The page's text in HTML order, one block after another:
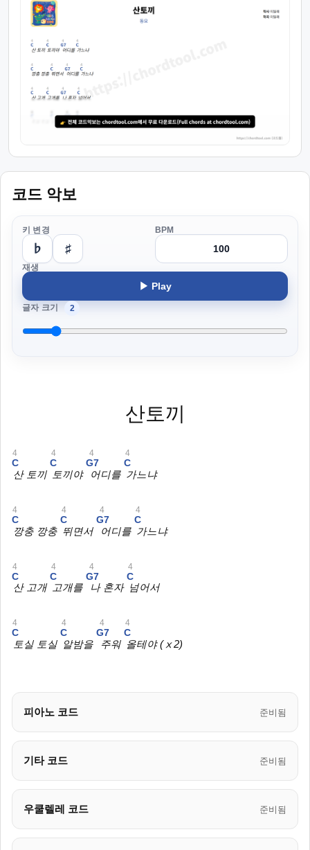
코드 악보
키 변경
♭ ♯
BPM
재생
▶ Play
글자 크기 2
산토끼
C
4
산 토끼
C
4
토끼야
G7
4
어디를
C
4
가느냐
C
4
깡충 깡충
C
4
뛰면서
G7
4
어디를
C
4
가느냐
C
4
산 고개
C
4
고개를
G7
4
나 혼자
C
4
넘어서
C
4
토실 토실
C
4
알밤을
G7
4
주워
C
4
올테야 (ⅹ2)
피아노 코드 준비됨
기타 코드 준비됨
우쿨렐레 코드 준비됨